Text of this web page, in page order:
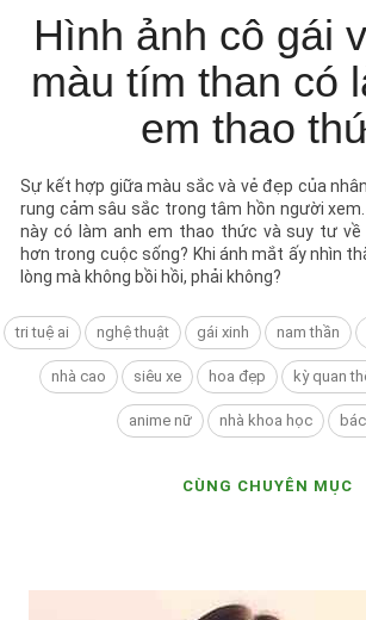
Hình ảnh cô gái
màu tím than có
em thao
Sự kết hợp giữa màu sắc và vẻ đẹp của
rung cảm sâu sắc trong tâm hồn người xem.
này có làm anh em thao thức và suy tư về
hơn trong cuộc sống? Khi ánh mắt ấy nhìn
lòng mà không bồi hồi, phải không?
tri tuệ ai nghệ thuật gái xinh nam thần
nhà cao siêu xe hoa đẹp kỳ quan
anime nữ nhà khoa học
CÙNG CHUYÊN MỤC